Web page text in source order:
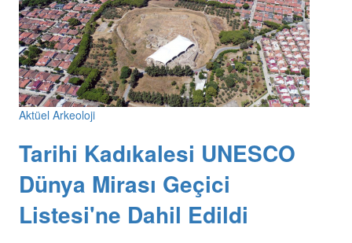
Aktüel Arkeoloji
Tarihi Kadıkalesi UNESCO
Dünya Mirası Geçici
Listesi'ne Dahil Edildi